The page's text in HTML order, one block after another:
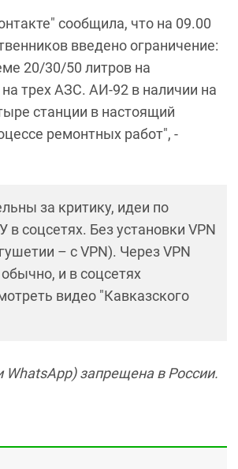
сообщила, что на 09.00
введено ограничение:
20/30/50 литров на
трех АЗС. АИ-92 в наличии на
станции в настоящий
ремонтных работ", -
за критику, идеи по
соцсетях. Без установки VPN
– с VPN). Через VPN
и в соцсетях
видео "Кавказского
запрещена в России.